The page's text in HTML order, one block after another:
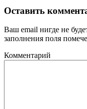
Оставить
Ваш email нигде не
заполнения поля
Комментарий